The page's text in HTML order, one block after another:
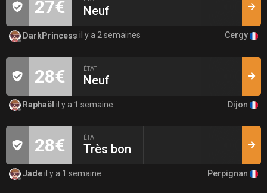
27€ Neuf
DarkPrincess il y a 2 semaines Cergy
28€ ÉTAT
Neuf
Raphaël il y a 1 semaine Dijon
28€ ÉTAT
Très bon
Jadeil y a 1 semaine Perpignan